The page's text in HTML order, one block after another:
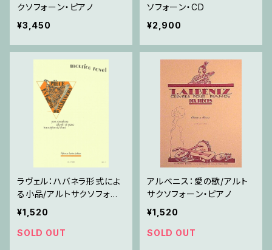
クソフォーン・ピアノ
¥3,450
ソフォーン・CD
¥2,900
ラヴェル：ハバネラ形式によ
る小品/アルトサクソフォー
ン・ピアノ
¥1,520
SOLD OUT
アルベニス：愛の歌/アルト
サクソフォーン・ピアノ
¥1,520
SOLD OUT